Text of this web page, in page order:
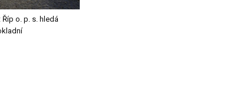
Říp o. p. s. hledá